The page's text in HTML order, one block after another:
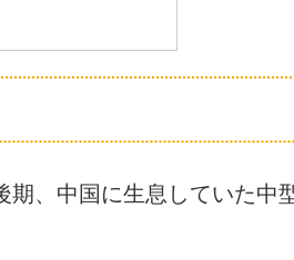
、中国に生息していた中